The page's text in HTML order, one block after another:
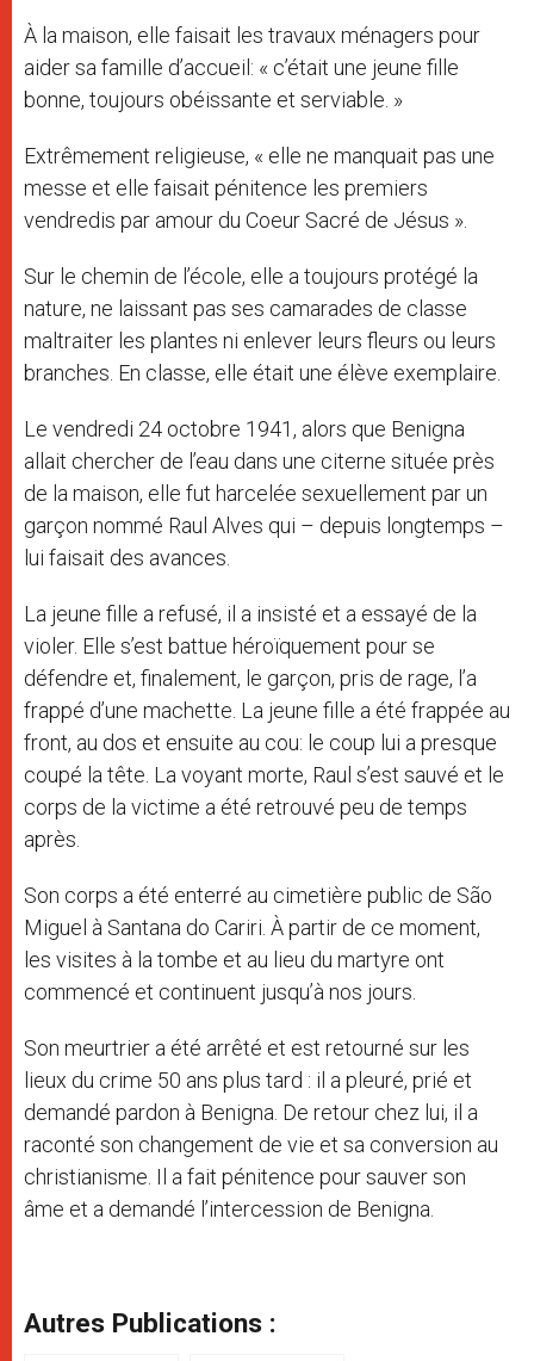
À la maison, elle faisait les travaux ménagers pour
aider sa famille d’accueil: « c’était une jeune fille
bonne, toujours obéissante et serviable. »
Extrêmement religieuse, « elle ne manquait pas une
messe et elle faisait pénitence les premiers
vendredis par amour du Coeur Sacré de Jésus ».
Sur le chemin de l’école, elle a toujours protégé la
nature, ne laissant pas ses camarades de classe
maltraiter les plantes ni enlever leurs fleurs ou leurs
branches. En classe, elle était une élève exemplaire.
Le vendredi 24 octobre 1941, alors que Benigna
allait chercher de l’eau dans une citerne située près
de la maison, elle fut harcelée sexuellement par un
garçon nommé Raul Alves qui – depuis longtemps –
lui faisait des avances.
La jeune fille a refusé, il a insisté et a essayé de la
violer. Elle s’est battue héroïquement pour se
défendre et, finalement, le garçon, pris de rage, l’a
frappé d’une machette. La jeune fille a été frappée au
front, au dos et ensuite au cou: le coup lui a presque
coupé la tête. La voyant morte, Raul s’est sauvé et le
corps de la victime a été retrouvé peu de temps
après.
Son corps a été enterré au cimetière public de São
Miguel à Santana do Cariri. À partir de ce moment,
les visites à la tombe et au lieu du martyre ont
commencé et continuent jusqu’à nos jours.
Son meurtrier a été arrêté et est retourné sur les
lieux du crime 50 ans plus tard : il a pleuré, prié et
demandé pardon à Benigna. De retour chez lui, il a
raconté son changement de vie et sa conversion au
christianisme. Il a fait pénitence pour sauver son
âme et a demandé l’intercession de Benigna.
Autres Publications :